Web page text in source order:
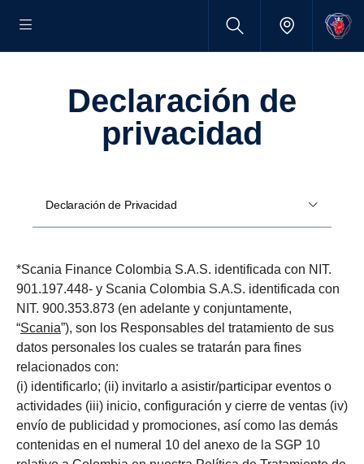
declaración de
privacidad
Declaración de Privacidad
*Scania Finance Colombia S.A.S. identificada con NIT.
901.197.448- y Scania Colombia S.A.S. identificada con
NIT. 900.353.873 (en adelante y conjuntamente,
“Scania”), son los Responsables del tratamiento de sus
datos personales los cuales se tratarán para fines
relacionados con:
(i) identificarlo; (ii) invitarlo a asistir/participar eventos o
actividades (iii) inicio, configuración y cierre de ventas (iv)
envío de publicidad y promociones, así como las demás
contenidas en el numeral 10 del anexo de la SGP 10